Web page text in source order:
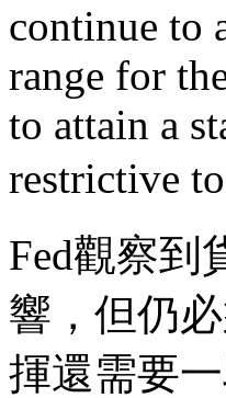
continue to
range for
to attain a
restrictive
Fed觀察到
響，但仍
揮還需要